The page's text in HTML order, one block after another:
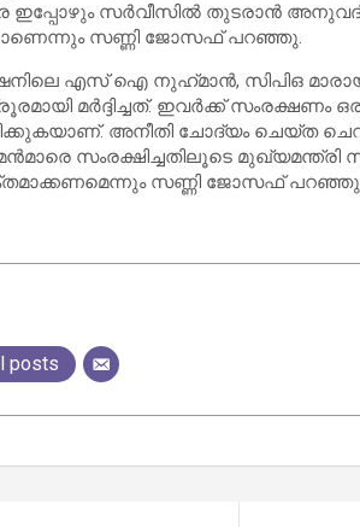
ഇപ്പോഴും സര്‍വീസില്‍ തുടരാന്‍
സണ്ണി ജോസഫ് പറഞ്ഞു.
എസ് ഐ നുഹ്‌മാന്‍, സിപിഒ മാരായ
മര്‍ദ്ദിച്ചത്. ഇവര്‍ക്ക് സംരക്ഷണം
അനീതി ചോദ്യം ചെയ്ത
സംരക്ഷിച്ചതിലൂടെ
സണ്ണി ജോസഫ്
posts